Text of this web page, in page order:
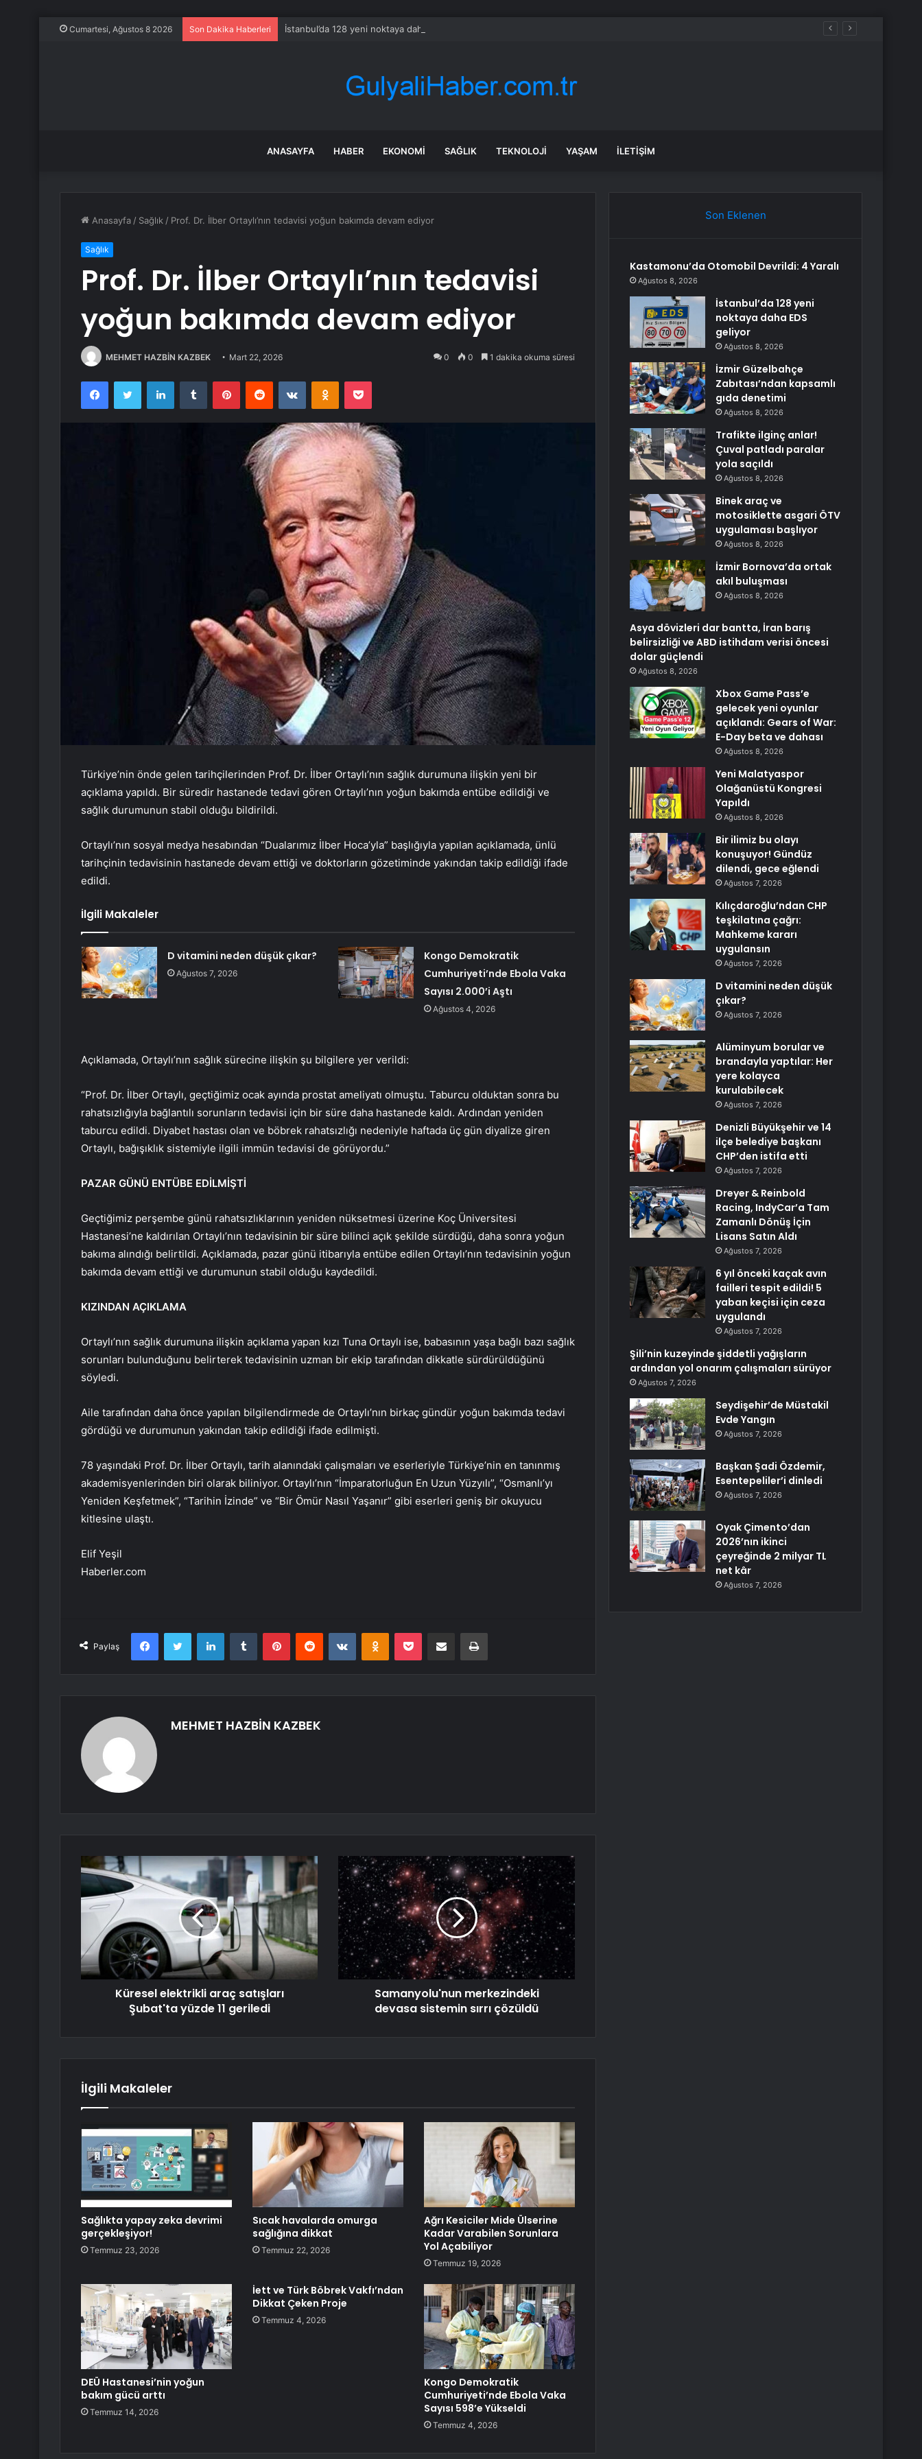
Cumartesi, Ağustos 8 2026 Son Dakika Haberleri İstanbul’da 128 yeni noktaya daha EDS geliyor
ANASAYFA HABER EKONOMI SAĞLIK TEKNOLOJI YAŞAM İLETIŞIM
Anasayfa / Sağlık / Prof. Dr. İlber Ortaylı’nın tedavisi yoğun bakımda devam ediyor
Sağlık
Prof. Dr. İlber Ortaylı’nın tedavisi
yoğun bakımda devam ediyor
MEHMET HAZBİN KAZBEK Mart 22, 2026 0 0 1 dakika okuma süresi
FacebookTwitter LinkedInTumblr PinterestReddit VKontakteOdnoklassniki
Pocket
Türkiye’nin önde gelen tarihçilerinden Prof. Dr. İlber Ortaylı’nın sağlık durumuna ilişkin yeni bir
açıklama yapıldı. Bir süredir hastanede tedavi gören Ortaylı’nın yoğun bakımda entübe edildiği ve
sağlık durumunun stabil olduğu bildirildi.
Ortaylı’nın sosyal medya hesabından “Dualarımız İlber Hoca’yla” başlığıyla yapılan açıklamada, ünlü
tarihçinin tedavisinin hastanede devam ettiği ve doktorların gözetiminde yakından takip edildiği ifade
edildi.
İlgili Makaleler
D vitamini neden düşük çıkar?
Ağustos 7, 2026
Kongo Demokratik
Cumhuriyeti’nde Ebola Vaka
Sayısı 2.000’i Aştı
Ağustos 4, 2026
Açıklamada, Ortaylı’nın sağlık sürecine ilişkin şu bilgilere yer verildi:
“Prof. Dr. İlber Ortaylı, geçtiğimiz ocak ayında prostat ameliyatı olmuştu. Taburcu olduktan sonra bu
rahatsızlığıyla bağlantılı sorunların tedavisi için bir süre daha hastanede kaldı. Ardından yeniden
taburcu edildi. Diyabet hastası olan ve böbrek rahatsızlığı nedeniyle haftada üç gün diyalize giren
Ortaylı, bağışıklık sistemiyle ilgili immün tedavisi de görüyordu.”
PAZAR GÜNÜ ENTÜBE EDİLMİŞTİ
Geçtiğimiz perşembe günü rahatsızlıklarının yeniden nüksetmesi üzerine Koç Üniversitesi
Hastanesi’ne kaldırılan Ortaylı’nın tedavisinin bir süre bilinci açık şekilde sürdüğü, daha sonra yoğun
bakıma alındığı belirtildi. Açıklamada, pazar günü itibarıyla entübe edilen Ortaylı’nın tedavisinin yoğun
bakımda devam ettiği ve durumunun stabil olduğu kaydedildi.
KIZINDAN AÇIKLAMA
Ortaylı’nın sağlık durumuna ilişkin açıklama yapan kızı Tuna Ortaylı ise, babasının yaşa bağlı bazı sağlık
sorunları bulunduğunu belirterek tedavisinin uzman bir ekip tarafından dikkatle sürdürüldüğünü
söyledi.
Aile tarafından daha önce yapılan bilgilendirmede de Ortaylı’nın birkaç gündür yoğun bakımda tedavi
gördüğü ve durumunun yakından takip edildiği ifade edilmişti.
78 yaşındaki Prof. Dr. İlber Ortaylı, tarih alanındaki çalışmaları ve eserleriyle Türkiye’nin en tanınmış
akademisyenlerinden biri olarak biliniyor. Ortaylı’nın “İmparatorluğun En Uzun Yüzyılı”, “Osmanlı’yı
Yeniden Keşfetmek”, “Tarihin İzinde” ve “Bir Ömür Nasıl Yaşanır” gibi eserleri geniş bir okuyucu
kitlesine ulaştı.
Elif Yeşil
Haberler.com
Paylaş
FacebookTwitter LinkedInTumblr PinterestReddit VKontakteOdnoklassniki
Pocket E-Posta ile paylaş Yazdır
MEHMET HAZBİN KAZBEK
Küresel elektrikli araç satışları
Şubat'ta yüzde 11 geriledi
Samanyolu'nun merkezindeki
devasa sistemin sırrı çözüldü
İlgili Makaleler
Sağlıkta yapay zeka devrimi
gerçekleşiyor!
Temmuz 23, 2026
Sıcak havalarda omurga
sağlığına dikkat
Temmuz 22, 2026
Ağrı Kesiciler Mide Ülserine
Kadar Varabilen Sorunlara
Yol Açabiliyor
Temmuz 19, 2026
DEÜ Hastanesi’nin yoğun
bakım gücü arttı
Temmuz 14, 2026
İett ve Türk Böbrek Vakfı’ndan
Dikkat Çeken Proje
Temmuz 4, 2026
Kongo Demokratik
Cumhuriyeti’nde Ebola Vaka
Sayısı 598’e Yükseldi
Temmuz 4, 2026
Son Eklenen
Kastamonu’da Otomobil Devrildi: 4 Yaralı
Ağustos 8, 2026
İstanbul’da 128 yeni
noktaya daha EDS
geliyor
Ağustos 8, 2026
İzmir Güzelbahçe
Zabıtası’ndan kapsamlı
gıda denetimi
Ağustos 8, 2026
Trafikte ilginç anlar!
Çuval patladı paralar
yola saçıldı
Ağustos 8, 2026
Binek araç ve
motosiklette asgari ÖTV
uygulaması başlıyor
Ağustos 8, 2026
İzmir Bornova’da ortak
akıl buluşması
Ağustos 8, 2026
Asya dövizleri dar bantta, İran barış
belirsizliği ve ABD istihdam verisi öncesi
dolar güçlendi
Ağustos 8, 2026
Xbox Game Pass’e
gelecek yeni oyunlar
açıklandı: Gears of War:
E-Day beta ve dahası
Ağustos 8, 2026
Yeni Malatyaspor
Olağanüstü Kongresi
Yapıldı
Ağustos 8, 2026
Bir ilimiz bu olayı
konuşuyor! Gündüz
dilendi, gece eğlendi
Ağustos 7, 2026
Kılıçdaroğlu’ndan CHP
teşkilatına çağrı:
Mahkeme kararı
uygulansın
Ağustos 7, 2026
D vitamini neden düşük
çıkar?
Ağustos 7, 2026
Alüminyum borular ve
brandayla yaptılar: Her
yere kolayca
kurulabilecek
Ağustos 7, 2026
Denizli Büyükşehir ve 14
ilçe belediye başkanı
CHP’den istifa etti
Ağustos 7, 2026
Dreyer & Reinbold
Racing, IndyCar’a Tam
Zamanlı Dönüş İçin
Lisans Satın Aldı
Ağustos 7, 2026
6 yıl önceki kaçak avın
failleri tespit edildi! 5
yaban keçisi için ceza
uygulandı
Ağustos 7, 2026
Şili’nin kuzeyinde şiddetli yağışların
ardından yol onarım çalışmaları sürüyor
Ağustos 7, 2026
Seydişehir’de Müstakil
Evde Yangın
Ağustos 7, 2026
Başkan Şadi Özdemir,
Esentepeliler’i dinledi
Ağustos 7, 2026
Oyak Çimento’dan
2026’nın ikinci
çeyreğinde 2 milyar TL
net kâr
Ağustos 7, 2026